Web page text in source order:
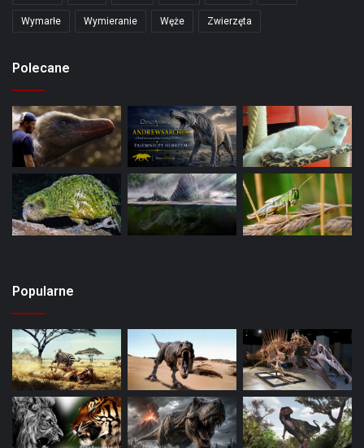
Wymarłe Wymieranie Węże Zwierzęta
Polecane
Popularne